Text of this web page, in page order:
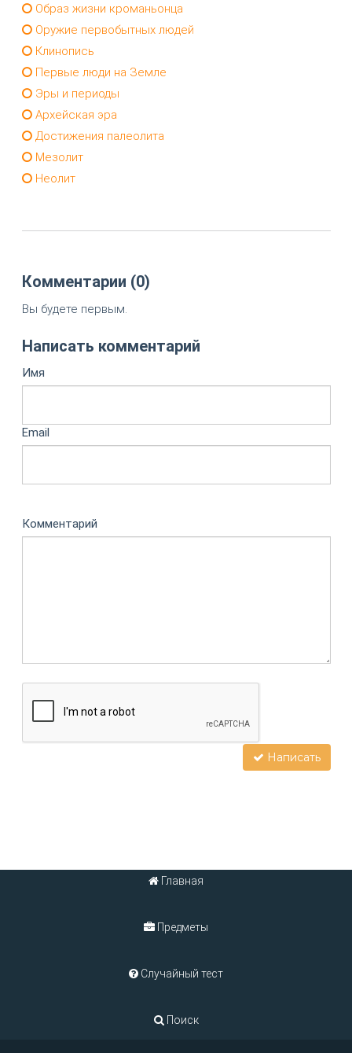
Образ жизни кроманьонца
Оружие первобытных людей
Клинопись
Первые люди на Земле
Эры и периоды
Архейская эра
Достижения палеолита
Мезолит
Неолит
Комментарии (0)
Вы будете первым.
Написать комментарий
Имя
Email
Комментарий
Написать
Главная
Предметы
Случайный тест
Поиск